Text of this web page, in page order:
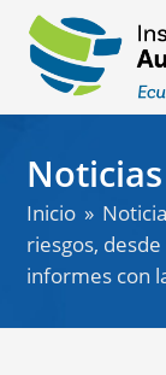
Inicio »
riesgos,
informes con